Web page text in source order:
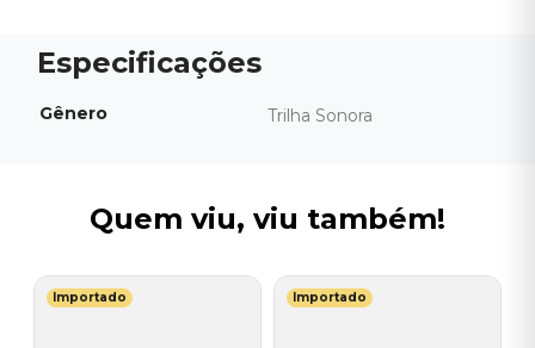
Gênero Trilha Sonora
Quem viu, viu também!
Importado Importado